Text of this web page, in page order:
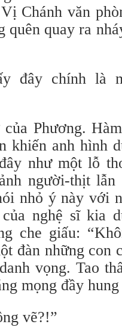
Chánh văn
quên quay ra
đây chính là
Phương.
khiến anh hình
như một lỗ
người-thịt lẫn
nhỏ ý này với
nghệ sĩ kia
che giấu:
đàn những con
vọng. Tao
mọng đầy
vẽ?!”